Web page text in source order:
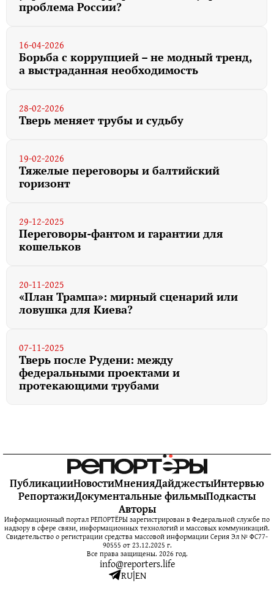
проблема России?
16-04-2026
Борьба с коррупцией – не модный тренд,
а выстраданная необходимость
28-02-2026
Тверь меняет трубы и судьбу
19-02-2026
Тяжелые переговоры и балтийский
горизонт
29-12-2025
Переговоры-фантом и гарантии для
кошельков
20-11-2025
«План Трампа»: мирный сценарий или
ловушка для Киева?
07-11-2025
Тверь после Рудени: между
федеральными проектами и
протекающими трубами
ПубликацииНовостиМненияДайджестыИнтервью
РепортажиДокументальные фильмыПодкасты
Авторы
Информационный портал РЕПОРТЁРЫ зарегистрирован в Федеральной службе по
надзору в сфере связи, информационных технологий и массовых коммуникаций.
Свидетельство о регистрации средства массовой информации Серия Эл № ФС77-
90555 от 23.12.2025 г.
Все права защищены. 2026 год.
info@reporters.life
RU|EN